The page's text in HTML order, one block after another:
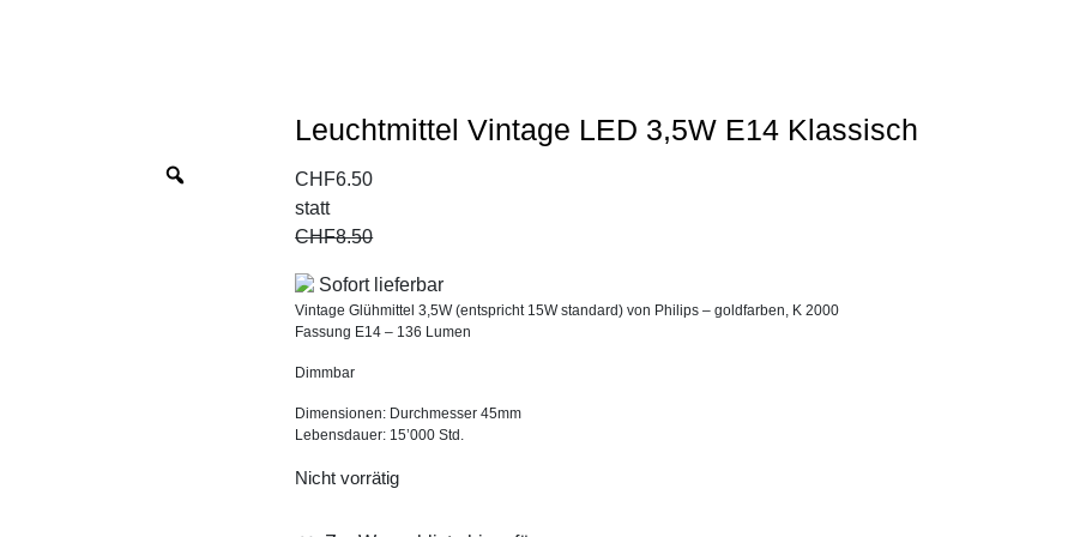
Leuchtmittel Vintage LED 3,5W E14 Klassisch
CHF6.50
statt
CHF8.50
Sofort lieferbar
Vintage Glühmittel 3,5W (entspricht 15W standard) von Philips – goldfarben, K 2000
Fassung E14 – 136 Lumen
Dimmbar
Dimensionen: Durchmesser 45mm
Lebensdauer: 15’000 Std.
Nicht vorrätig